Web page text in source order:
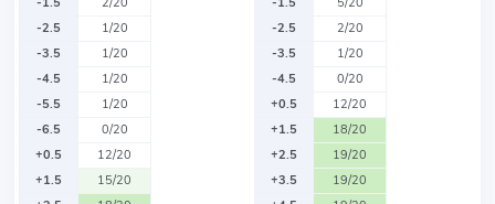
-2.5
1/20
-3.5
1/20
-4.5
1/20
-5.5
1/20
-6.5
0/20
+0.5
12/20
+1.5
15/20
-2.5
2/20
-3.5
1/20
-4.5
0/20
+0.5
12/20
+1.5
18/20
+2.5
19/20
+3.5
19/20